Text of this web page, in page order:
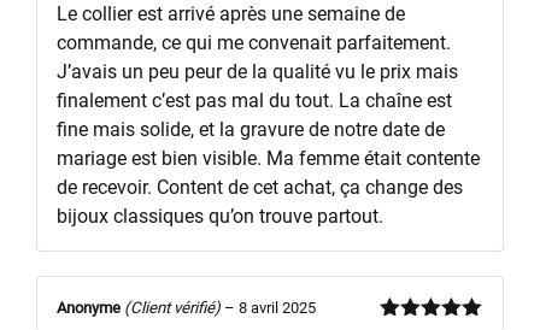
5
Le collier est arrivé après une semaine de
commande, ce qui me convenait parfaitement.
J’avais un peu peur de la qualité vu le prix mais
finalement c’est pas mal du tout. La chaîne est
fine mais solide, et la gravure de notre date de
mariage est bien visible. Ma femme était contente
de recevoir. Content de cet achat, ça change des
bijoux classiques qu’on trouve partout.
Anonyme (Client vérifié) – 8 avril 2025